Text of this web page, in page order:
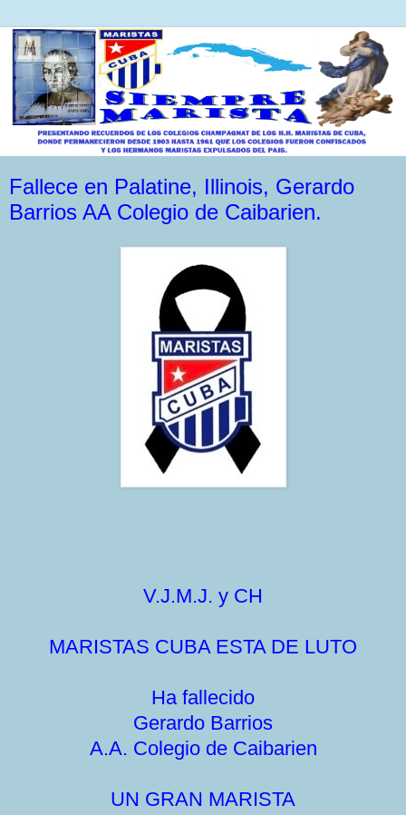
Fallece en Palatine, Illinois, Gerardo
Barrios AA Colegio de Caibarien.
V.J.M.J. y CH
MARISTAS CUBA ESTA DE LUTO
Ha fallecido
Gerardo Barrios
A.A. Colegio de Caibarien
UN GRAN MARISTA